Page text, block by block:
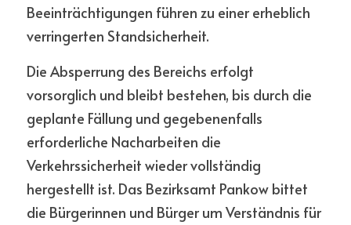
Beeinträchtigungen führen zu einer erheblich
verringerten Standsicherheit.
Die Absperrung des Bereichs erfolgt
vorsorglich und bleibt bestehen, bis durch die
geplante Fällung und gegebenenfalls
erforderliche Nacharbeiten die
Verkehrssicherheit wieder vollständig
hergestellt ist. Das Bezirksamt Pankow bittet
die Bürgerinnen und Bürger um Verständnis für